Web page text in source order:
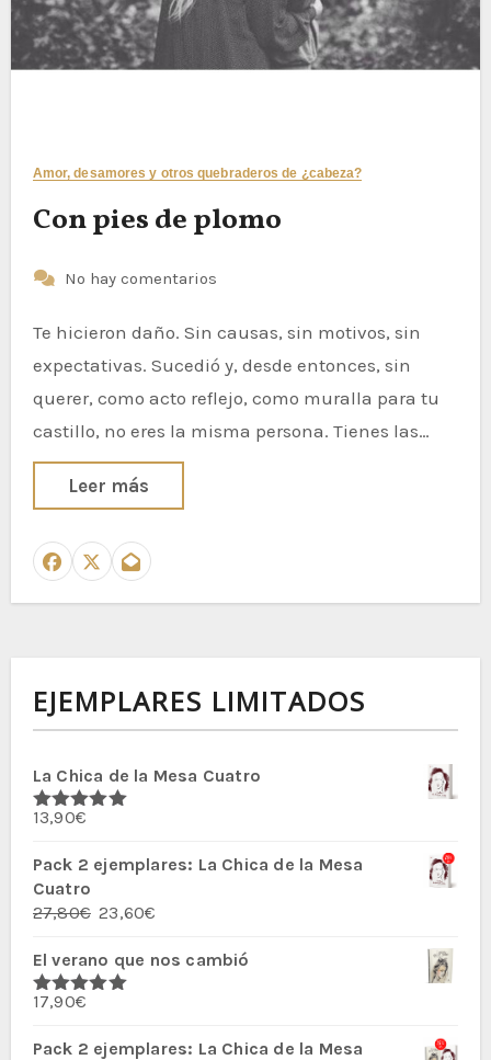
Amor, desamores y otros quebraderos de ¿cabeza?
Con pies de plomo
No hay comentarios
Te hicieron daño. Sin causas, sin motivos, sin
expectativas. Sucedió y, desde entonces, sin
querer, como acto reflejo, como muralla para tu
castillo, no eres la misma persona. Tienes las…
Leer más
EJEMPLARES LIMITADOS
La Chica de la Mesa Cuatro
Valorado
5
13,90€
Pack 2 ejemplares: La Chica de la Mesa
Cuatro
27,80€ El
original
era:
23,60€
actual
El verano que nos cambió
Valorado
5
17,90€
Pack 2 ejemplares: La Chica de la Mesa